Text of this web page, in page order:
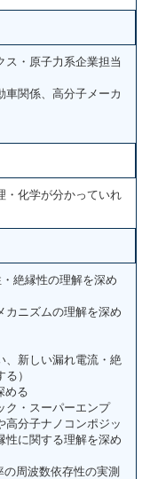
ス・原子力系企業担当
車関係、高分子メーカ
・化学が分かっていれ
絶縁性の理解を深め
カニズムの理解を深め
新しい漏れ電流・絶
）
める
ク・スーパーエンプ
高分子ナノコンポジッ
性に関する理解を深め
周波数依存性の実測